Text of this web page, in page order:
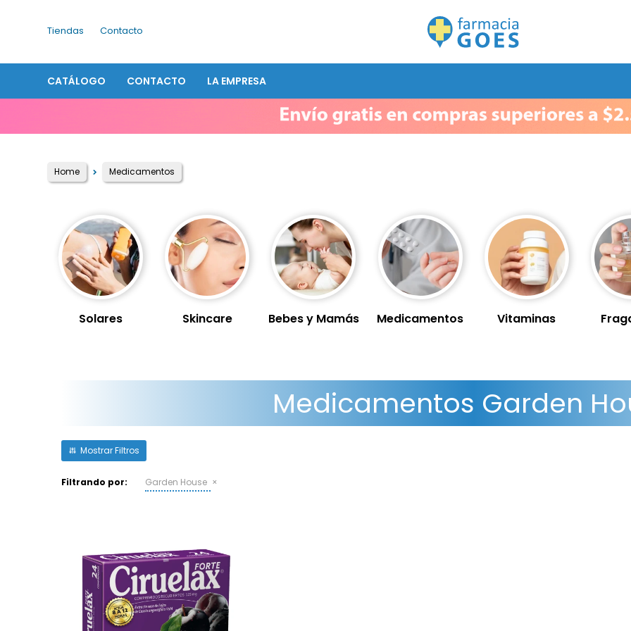
CATÁLOGO CONTACTO LA EMPRESA
Tiendas Contacto
Home Medicamentos
Solares Skincare Bebes y Mamás Medicamentos Vitaminas
Medicamentos Garden
Filtrando por: Garden House
Ciruelax Forte 125 mg 24
Comprimidos Recubiertos:
laxante natural de acción
rápida (8-12h) para el
estreñimiento ocasional.
Contiene extracto de hojas de